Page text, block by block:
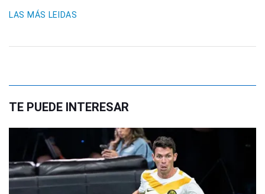
LAS MÁS LEIDAS
TE PUEDE INTERESAR